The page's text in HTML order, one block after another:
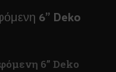
6” Deko
6” Deko